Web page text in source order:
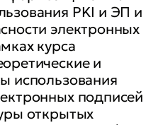
PKI и ЭП и
электронных
курса
и
использования
подписей
открытых